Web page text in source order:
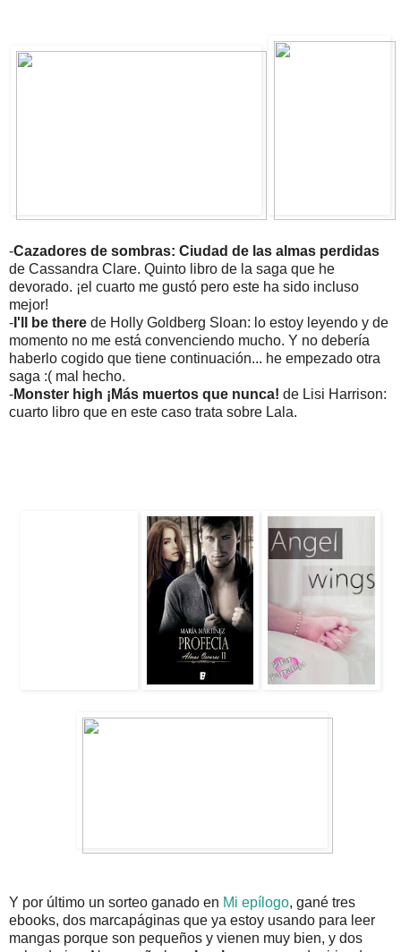
-Cazadores de sombras: Ciudad de las almas perdidas
de Cassandra Clare. Quinto libro de la saga que he
devorado. ¡el cuarto me gustó pero este ha sido incluso
mejor!
- I'll be there de Holly Goldberg Sloan: lo estoy leyendo y de
momento no me está convenciendo mucho. Y no debería
haberlo cogido que tiene continuación... he empezado otra
saga :( mal hecho.
-Monster high ¡Más muertos que nunca! de Lisi Harrison:
cuarto libro que en este caso trata sobre Lala.
Y por último un sorteo ganado en Mi epílogo, gané tres
ebooks, dos marcapáginas que ya estoy usando para leer
mangas porque son pequeños y vienen muy bien, y dos